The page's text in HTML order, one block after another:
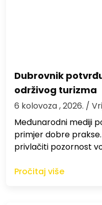
Dubrovnik
održivog turizma
6 kolovoza , 2026. /
Međunarodni mediji
primjer dobre
privlačiti pozornost
Pročitaj više